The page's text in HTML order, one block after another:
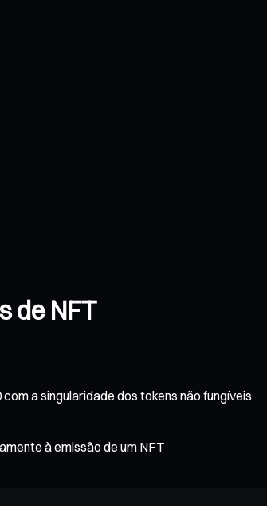
de NFT
a singularidade dos tokens não fungíveis
à emissão de um NFT